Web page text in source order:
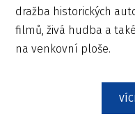
dražba historických
filmů, živá hudba a
na venkovní ploše.